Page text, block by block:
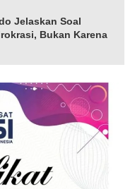
Jelaskan Soal
Bukan Karena